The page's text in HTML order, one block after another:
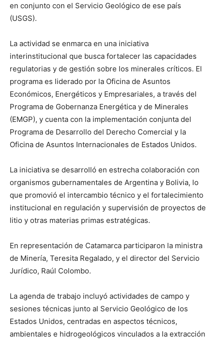
en conjunto con el Servicio Geológico de ese país
(USGS).
La actividad se enmarca en una iniciativa
interinstitucional que busca fortalecer las capacidades
regulatorias y de gestión sobre los minerales críticos. El
programa es liderado por la Oficina de Asuntos
Económicos, Energéticos y Empresariales, a través del
Programa de Gobernanza Energética y de Minerales
(EMGP), y cuenta con la implementación conjunta del
Programa de Desarrollo del Derecho Comercial y la
Oficina de Asuntos Internacionales de Estados Unidos.
La iniciativa se desarrolló en estrecha colaboración con
organismos gubernamentales de Argentina y Bolivia, lo
que promovió el intercambio técnico y el fortalecimiento
institucional en regulación y supervisión de proyectos de
litio y otras materias primas estratégicas.
En representación de Catamarca participaron la ministra
de Minería, Teresita Regalado, y el director del Servicio
Jurídico, Raúl Colombo.
La agenda de trabajo incluyó actividades de campo y
sesiones técnicas junto al Servicio Geológico de los
Estados Unidos, centradas en aspectos técnicos,
ambientales e hidrogeológicos vinculados a la extracción